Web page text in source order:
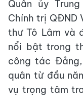
Quân ủy
Chính trị QĐND
thư Tô Lâm và
nổi bật trong
công tác
quân từ đầu
vụ trọng tâm